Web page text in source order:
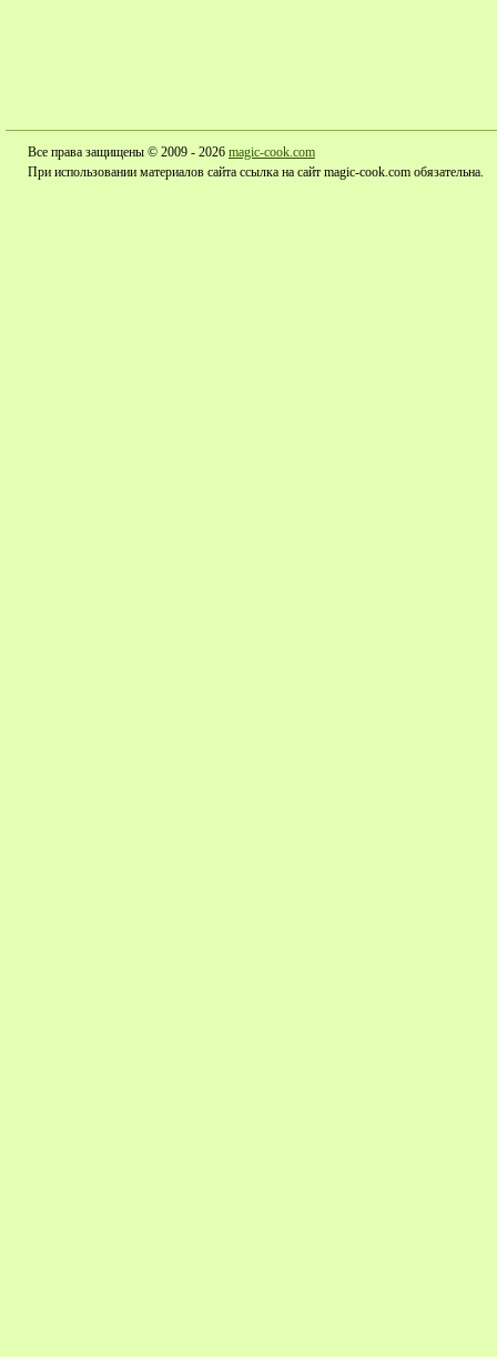
Все права защищены © 2009 - 2026 magic-cook.com
При использовании материалов сайта ссылка на сайт magic-cook.com обязательна.